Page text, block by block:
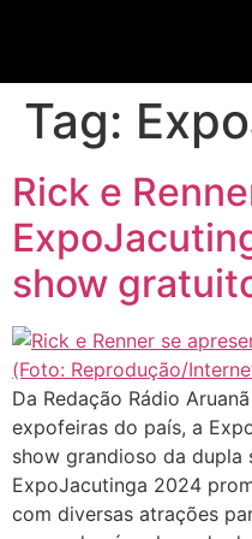
Tag:
Rick e
show
Da Redação Rádio
expofeiras do país, a
show grandioso da dupla
ExpoJacutinga 2024
com diversas atrações